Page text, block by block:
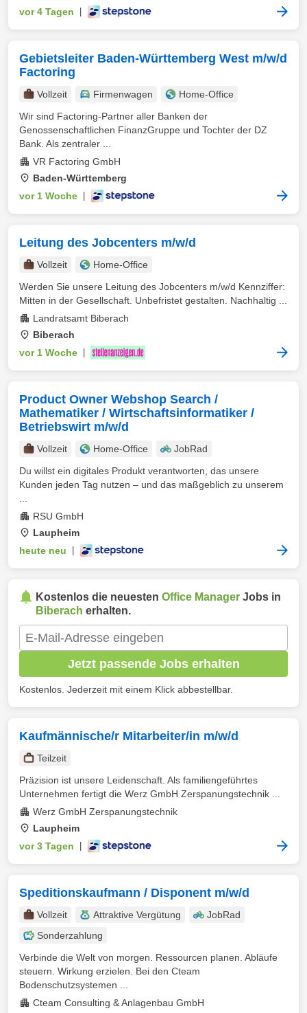
vor 4 Tagen
Gebietsleiter Baden-Württemberg West m/w/d
Factoring
Vollzeit Firmenwagen
Home-Office
Wir sind Factoring-Partner aller Banken der
Genossenschaftlichen FinanzGruppe und Tochter der DZ
Bank. Als zentraler ...
VR Factoring GmbH
Baden-Württemberg
vor 1 Woche
Leitung des Jobcenters m/w/d
Vollzeit
Home-Office
Werden Sie unsere Leitung des Jobcenters m/w/d Kennziffer:
Mitten in der Gesellschaft. Unbefristet gestalten. Nachhaltig ...
Landratsamt Biberach
Biberach
vor 1 Woche
Product Owner Webshop Search /
Mathematiker / Wirtschaftsinformatiker /
Betriebswirt m/w/d
Vollzeit Home-Office
JobRad
Du willst ein digitales Produkt verantworten, das unsere
Kunden jeden Tag nutzen – und das maßgeblich zu unserem
RSU GmbH
Laupheim
heute neu
Kostenlos die neuesten Office Manager Jobs in
Biberach erhalten.
Jetzt passende Jobs erhalten
Kostenlos. Jederzeit mit einem Klick abbestellbar.
Kaufmännische/r Mitarbeiter/in m/w/d
Teilzeit
Präzision ist unsere Leidenschaft. Als familiengeführtes
Unternehmen fertigt die Werz GmbH Zerspanungstechnik ...
Werz GmbH Zerspanungstechnik
Laupheim
vor 3 Tagen
Speditionskaufmann / Disponent m/w/d
Vollzeit Attraktive Vergütung
JobRad
Sonderzahlung
Verbinde die Welt von morgen. Ressourcen planen. Abläufe
steuern. Wirkung erzielen. Bei den Cteam
Bodenschutzsystemen ...
Cteam Consulting & Anlagenbau GmbH